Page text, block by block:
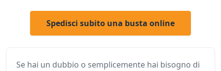
Spedisci subito una busta online
Se hai un dubbio o semplicemente hai bisogno di